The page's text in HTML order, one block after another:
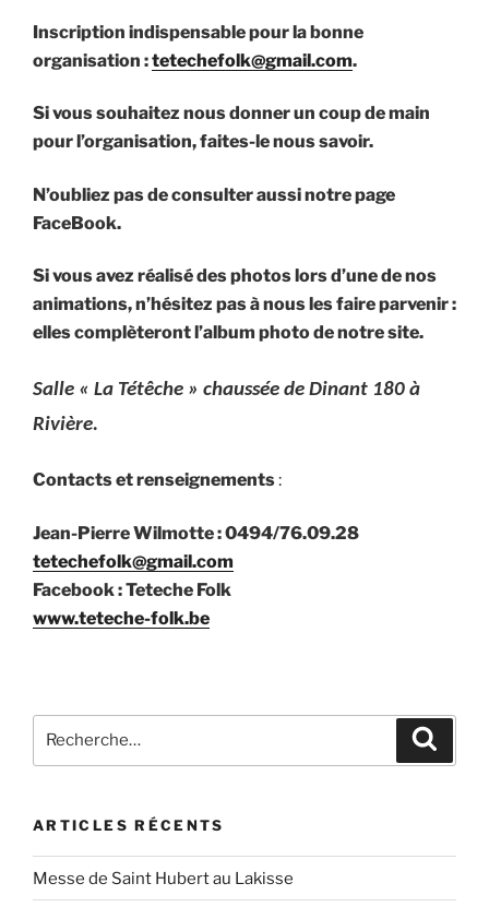
Inscription indispensable pour la bonne
organisation :tetechefolk@gmail.com.
Si vous souhaitez nous donner un coup de main
pour l’organisation, faites-le nous savoir.
N’oubliez pas de consulter aussi notre page
FaceBook.
Si vous avez réalisé des photos lors d’une de nos
animations, n’hésitez pas ànous les faire parvenir :
elles complèteront l’album photo de notre site.
Salle « La Tétêche » chaussée de Dinant 180 à
Rivière.
Contacts et renseignements:
Jean-Pierre Wilmotte : 0494/76.09.28
tetechefolk@gmail.com
Facebook : Teteche Folk
www.teteche-folk.be
pour
ARTICLES RÉCENTS
Messe de Saint Hubert au Lakisse